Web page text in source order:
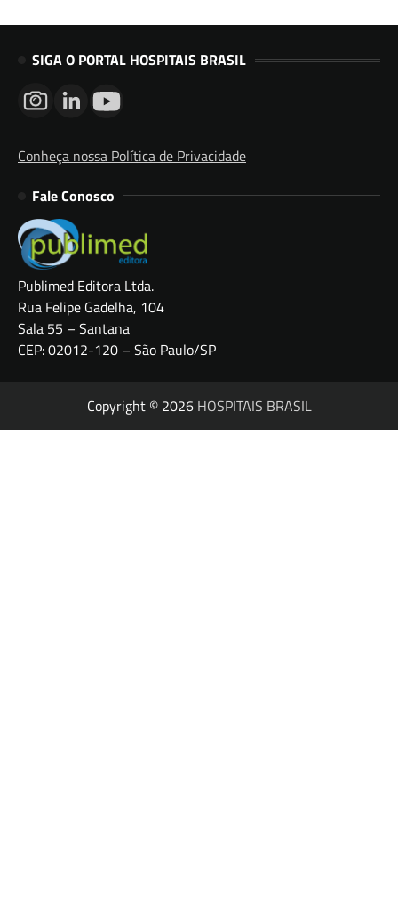
SIGA O PORTAL HOSPITAIS BRASIL
Conheça nossa Política de Privacidade
Fale Conosco
Publimed Editora Ltda.
Rua Felipe Gadelha, 104
Sala 55 – Santana
CEP: 02012-120 – São Paulo/SP
Copyright © 2026 HOSPITAIS BRASIL